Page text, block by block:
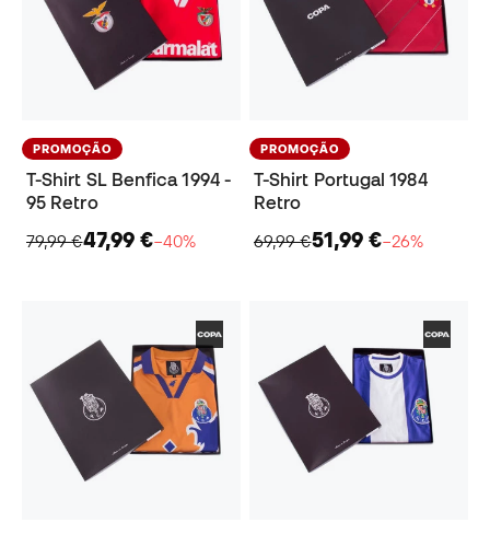
PROMOÇÃO
T-Shirt SL Benfica 1994 -
95 Retro
79,99 €47,99 €−40%
PROMOÇÃO
T-Shirt Portugal 1984
Retro
69,99 €51,99 €−26%